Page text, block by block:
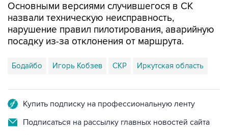
Основными версиями случившегося в СК
назвали техническую неисправность,
нарушение правил пилотирования, аварийную
посадку из-за отклонения от маршрута.
Бодайбо Игорь Кобзев СКР Иркутская область
Купить подписку на профессиональную ленту
Подписаться на рассылку главных новостей сайта